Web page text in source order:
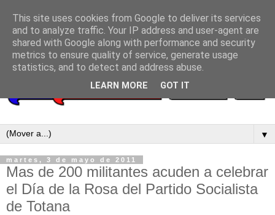
▼
martes, 3 de mayo de 2011
Mas de 200 militantes acuden a celebrar
el Día de la Rosa del Partido Socialista
de Totana
This site uses cookies from Google to deliver its services
and to analyze traffic. Your IP address and user-agent are
shared with Google along with performance and security
metrics to ensure quality of service, generate usage
statistics, and to detect and address abuse.
LEARN MORE GOT IT